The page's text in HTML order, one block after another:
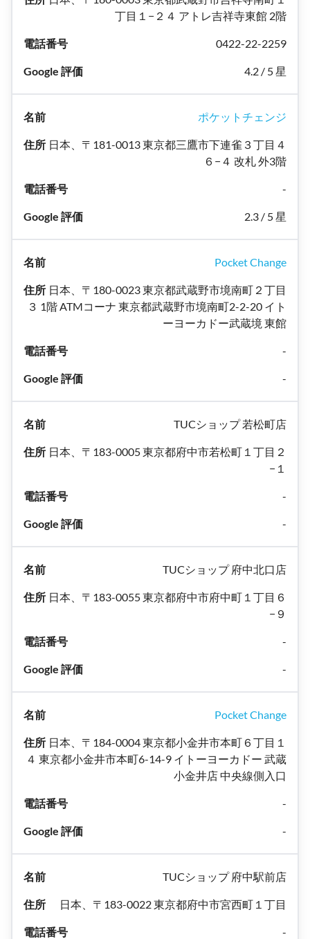
丁目１−２４ アトレ吉祥寺東館 2階
0422-22-2259
4.2 / 5 星
ポケットチェンジ
日本、〒181-0013 東京都三鷹市下連雀３丁目４
６−４ 改札 外3階
-
2.3 / 5 星
Pocket Change
日本、〒180-0023 東京都武蔵野市境南町２丁目
３ 1階 ATMコーナ 東京都武蔵野市境南町2-2-20 イト
ーヨーカドー武蔵境 東館
-
-
TUCショップ 若松町店
日本、〒183-0005 東京都府中市若松町１丁目２
−１
-
-
TUCショップ 府中北口店
日本、〒183-0055 東京都府中市府中町１丁目６
−９
-
-
Pocket Change
日本、〒184-0004 東京都小金井市本町６丁目１
４ 東京都小金井市本町6-14-9 イトーヨーカドー 武蔵
小金井店 中央線側入口
-
-
TUCショップ 府中駅前店
日本、〒183-0022 東京都府中市宮西町１丁目
-